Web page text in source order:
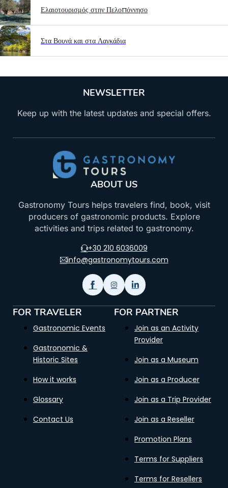
Ελαιοτουρισμός στην Πελοπόννησο
Στα Βουνά και στα Λαγκάδια
NEWSLETTER
Keep up with the latest updates and special offers.
ABOUT US
Gastronomy Tours helps travelers find, book, visit
producers of gastronomic products. Explore
activities and trips related to gastronomy.
+30 210 6036009
info@gastronomytours.com
FOR TRAVELER
Gastronomic Events
Gastronomic &
Historic Sites
How it works
Glossary
Contact Us
FOR PARTNER
Join as an Activity
Provider
Join as a Museum
Join as a Producer
Join as a Trip Provider
Join as a Reseller
Promotion Plans
Terms for Suppliers
Terms for Resellers